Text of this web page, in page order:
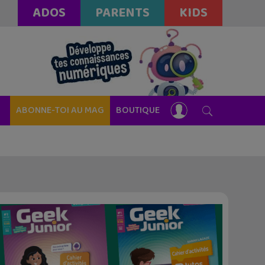
ADOS PARENTS KIDS
ABONNE-TOI AU MAG BOUTIQUE